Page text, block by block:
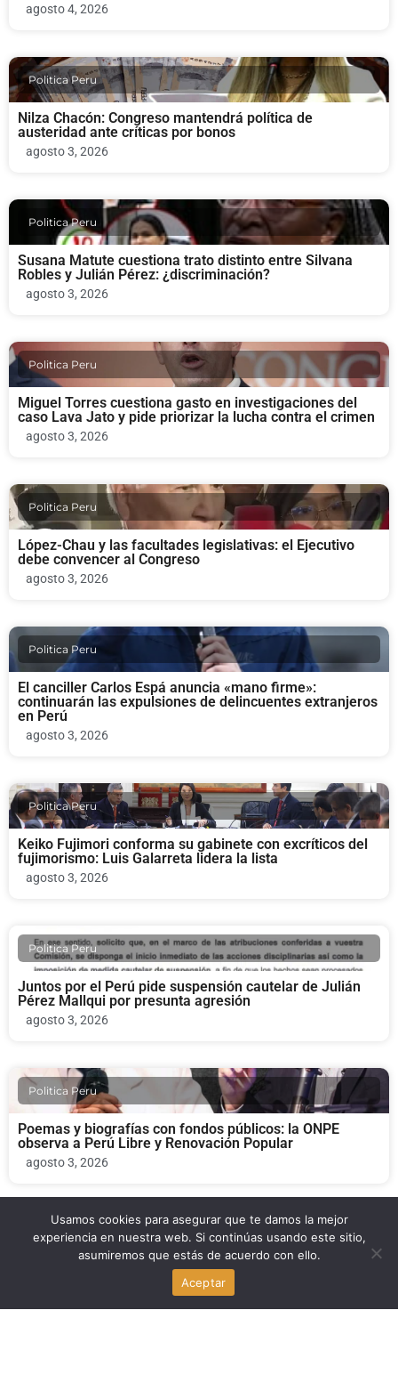
agosto 4, 2026
Politica Peru
Nilza Chacón: Congreso mantendrá política de
austeridad ante críticas por bonos
agosto 3, 2026
Politica Peru
Susana Matute cuestiona trato distinto entre Silvana
Robles y Julián Pérez: ¿discriminación?
agosto 3, 2026
Politica Peru
Miguel Torres cuestiona gasto en investigaciones del
caso Lava Jato y pide priorizar la lucha contra el crimen
agosto 3, 2026
Politica Peru
López-Chau y las facultades legislativas: el Ejecutivo
debe convencer al Congreso
agosto 3, 2026
Politica Peru
El canciller Carlos Espá anuncia «mano firme»:
continuarán las expulsiones de delincuentes extranjeros
en Perú
agosto 3, 2026
Politica Peru
Keiko Fujimori conforma su gabinete con excríticos del
fujimorismo: Luis Galarreta lidera la lista
agosto 3, 2026
Politica Peru
Juntos por el Perú pide suspensión cautelar de Julián
Pérez Mallqui por presunta agresión
agosto 3, 2026
Politica Peru
Poemas y biografías con fondos públicos: la ONPE
observa a Perú Libre y Renovación Popular
agosto 3, 2026
Politica Peru
Fernando D’Alessio fallece: el legado del fundador de
Centrum PUCP y exministro de Educación y Salud
Usamos cookies para asegurar que te damos la mejor
experiencia en nuestra web. Si continúas usando este sitio,
asumiremos que estás de acuerdo con ello.
Aceptar